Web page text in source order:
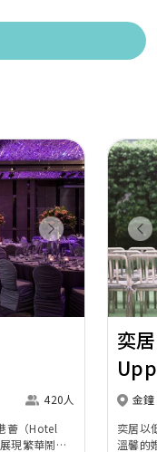
Next
420人
薈（Hotel
現繁華鬧巿
奕居
金鐘
奕居以
溫馨的